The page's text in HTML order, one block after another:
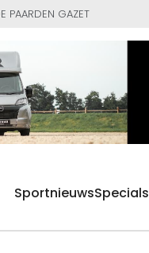
PAARDEN GAZET
SportnieuwsSpecials